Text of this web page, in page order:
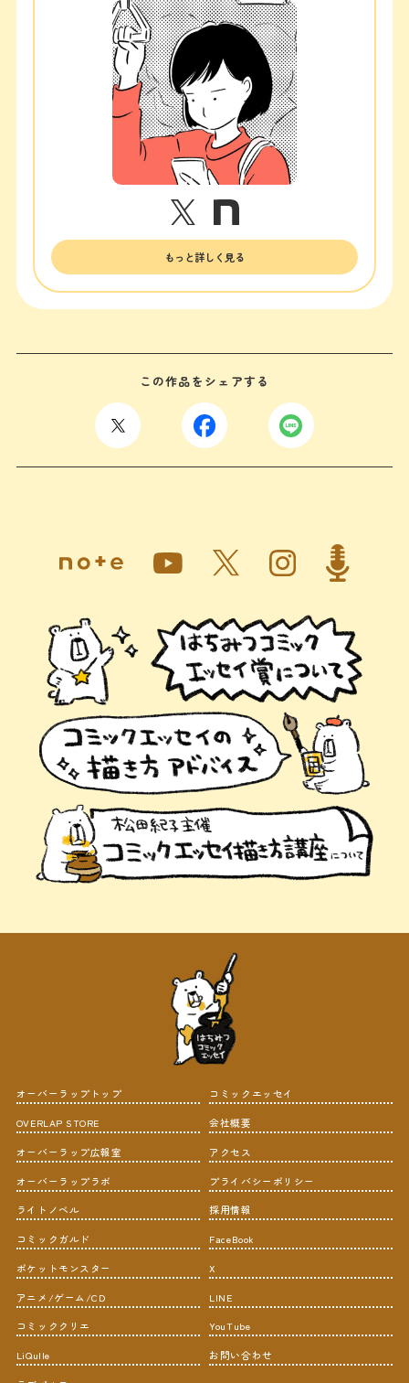
もっと詳しく見る
この作品をシェアする
オーバーラップトップ
OVERLAP STORE
オーバーラップ広報室
オーバーラップラボ
ライトノベル
コミックガルド
ポケットモンスター
アニメ/ゲーム/CD
コミッククリエ
LiQulle
コミックエッセイ
会社概要
アクセス
プライバシーポリシー
採用情報
FaceBook
X
LINE
YouTube
お問い合わせ